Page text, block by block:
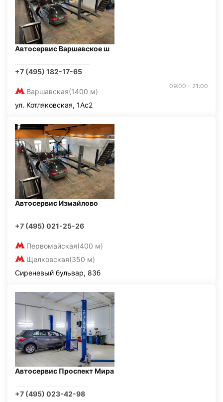
Автосервис Варшавское ш
+7 (495) 182-17-65
Варшавская(1400 м)
09:00 - 21:00
ул. Котляковская, 1Ас2
Автосервис Измайлово
+7 (495) 021-25-26
Первомайская(400 м)
Щелковская(350 м)
Сиреневый бульвар, 83б
Автосервис Проспект Мира
+7 (495) 023-42-98